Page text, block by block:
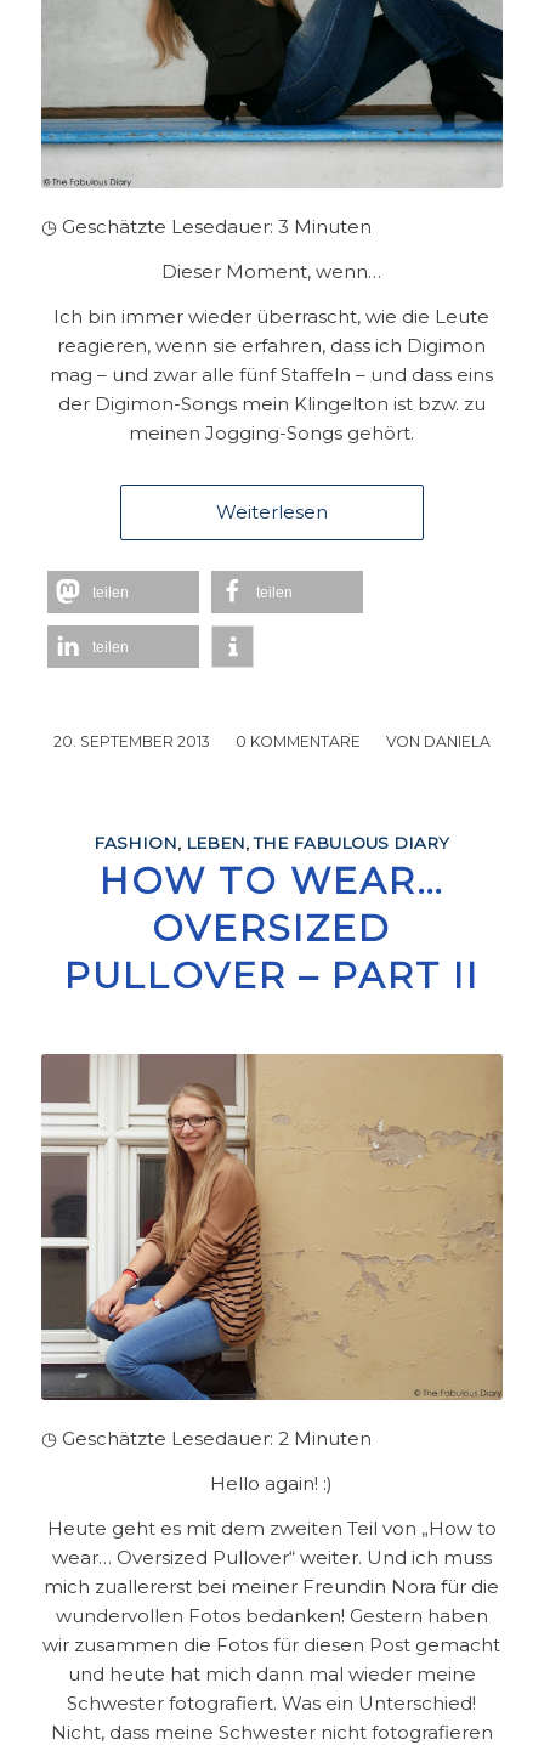
◷ Geschätzte Lesedauer: 3 Minuten
Dieser Moment, wenn…
Ich bin immer wieder überrascht, wie die Leute
reagieren, wenn sie erfahren, dass ich Digimon
mag – und zwar alle fünf Staffeln – und dass eins
der Digimon-Songs mein Klingelton ist bzw. zu
meinen Jogging-Songs gehört.
Weiterlesen
teilen teilen
teilen
20. SEPTEMBER 2013
/ 0 KOMMENTARE
/ VON DANIELA
FASHION, LEBEN,THE FABULOUS DIARY
HOW TO WEAR…
OVERSIZED
PULLOVER – PART II
◷ Geschätzte Lesedauer: 2 Minuten
Hello again! :)
Heute geht es mit dem zweiten Teil von „How to
wear… Oversized Pullover“ weiter. Und ich muss
mich zuallererst bei meiner Freundin Nora für die
wundervollen Fotos bedanken! Gestern haben
wir zusammen die Fotos für diesen Post gemacht
und heute hat mich dann mal wieder meine
Schwester fotografiert. Was ein Unterschied!
Nicht, dass meine Schwester nicht fotografieren